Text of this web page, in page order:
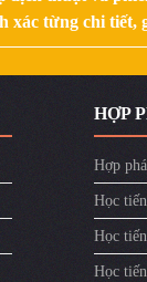
xác từng chi
HỢP
Hợp
Học
Học
Học